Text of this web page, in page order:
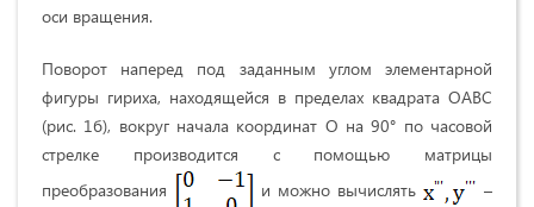
оси вращения.
Поворот наперед под заданным углом элементарной
фигуры гириха, находящейся в пределах квадрата OABC
(рис. 1б), вокруг начала координат О на 90° по часовой
стрелке производится с помощью матрицы
преобразования
и можно вычислять
–